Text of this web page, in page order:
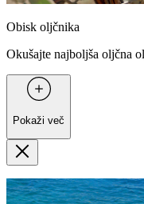
Obisk oljčnika
Okušajte najboljša oljčna
Pokaži več